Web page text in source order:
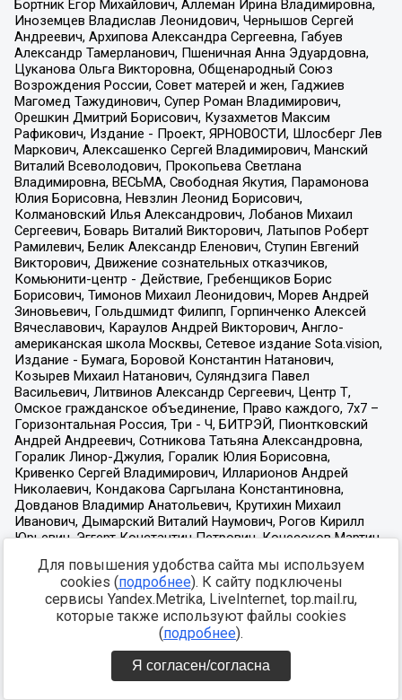
Для повышения удобства сайта мы используем
cookies (подробнее). К сайту подключены
сервисы Yandex.Metrika, LiveInternet, top.mail.ru,
которые также используют файлы cookies
(подробнее).
Я согласен/согласна